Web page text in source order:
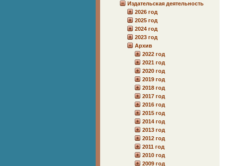
Издательская деятельность
2026 год
2025 год
2024 год
2023 год
Архив
2022 год
2021 год
2020 год
2019 год
2018 год
2017 год
2016 год
2015 год
2014 год
2013 год
2012 год
2011 год
2010 год
2009 год